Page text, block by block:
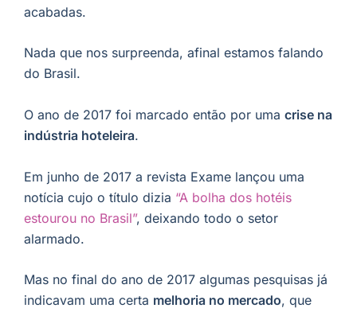
acabadas.
Nada que nos surpreenda, afinal estamos falando
do Brasil.
O ano de 2017 foi marcado então por uma crise na
indústria hoteleira.
Em junho de 2017 a revista Exame lançou uma
notícia cujo o título dizia “A bolha dos hotéis
estourou no Brasil”, deixando todo o setor
alarmado.
Mas no final do ano de 2017 algumas pesquisas já
indicavam uma certa melhoria no mercado, que